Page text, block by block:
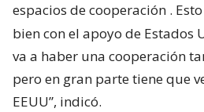
espacios de cooperación .
bien con el apoyo de Estados
va a haber una cooperación
pero en gran parte tiene que
EEUU”, indicó.